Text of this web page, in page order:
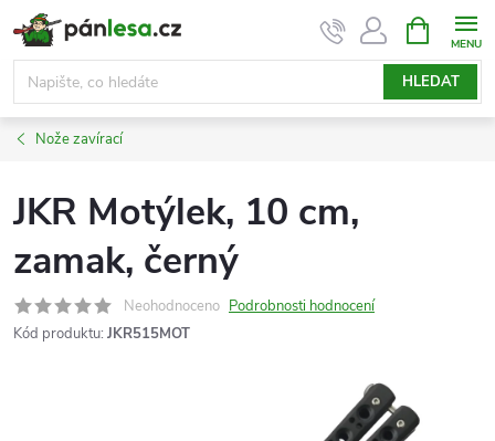
Přejít
na
obsah
HLEDAT
NÁKUPNÍ
KOŠÍK
Nože zavírací
JKR Motýlek, 10 cm,
zamak, černý
Neohodnoceno Podrobnosti hodnocení
Kód produktu: JKR515MOT